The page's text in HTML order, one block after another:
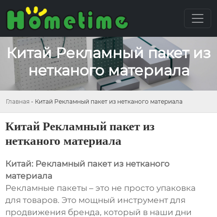
Китай Рекламный пакет из
нетканого материала
Главная - Китай Рекламный пакет из нетканого материала
Китай Рекламный пакет из
нетканого материала
Китай: Рекламный пакет из нетканого
материала
Рекламные пакеты – это не просто упаковка
для товаров. Это мощный инструмент для
продвижения бренда, который в наши дни